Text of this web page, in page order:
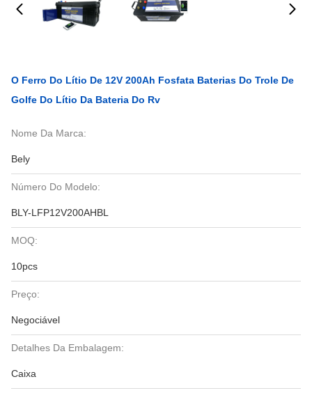
O Ferro Do Lítio De 12V 200Ah Fosfata Baterias Do Trole De
Golfe Do Lítio Da Bateria Do Rv
Nome Da Marca:
Bely
Número Do Modelo:
BLY-LFP12V200AHBL
MOQ:
10pcs
Preço:
Negociável
Detalhes Da Embalagem:
Caixa